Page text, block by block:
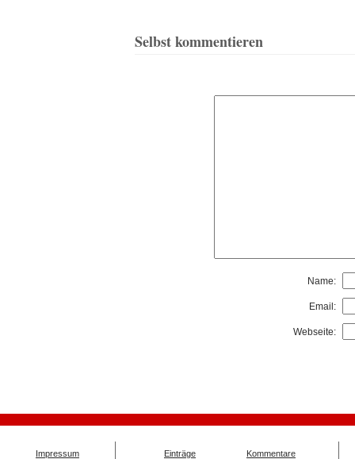
Selbst kommentieren
Name:
Email:
Webseite:
Impressum Einträge Kommentare